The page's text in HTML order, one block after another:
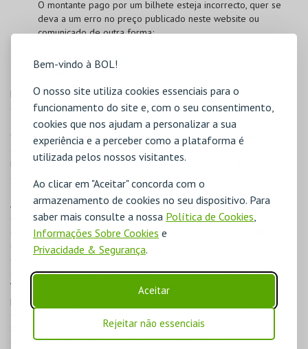
Bem-vindo à BOL!
O nosso site utiliza cookies essenciais para o
funcionamento do site e, com o seu consentimento,
cookies que nos ajudam a personalizar a sua
experiência e a perceber como a plataforma é
utilizada pelos nossos visitantes.
Ao clicar em "Aceitar" concorda com o
armazenamento de cookies no seu dispositivo. Para
saber mais consulte a nossa Política de Cookies,
Informações Sobre Cookies e
Privacidade & Segurança.
Aceitar
Rejeitar não essenciais
O montante pago por um bilhete esteja incorrecto, quer se
deva a um erro no preço publicado neste website ou
comunicado de outra forma;
Consiga adquirir um bilhete que não deveria ter sido colocado
Esta medida será aplicável quer o erro se deva a uma falha humana
ou a uma falha técnica na plataforma BOL.
O utilizador registado na BOL
é responsável pelos seus dados de
acesso, devendo garantir a confidencialidade dos mesmos. É
igualmente responsável pelos seus dados pessoais e devida
Ao assinalar "LI E ACEITO AS CONDIÇÕES GERAIS", o cliente expressa
o seu consentimento, livre e informado, através do qual aceita que
os seus dados pessoais sejam utilizados pela Opiniões Verificadas
(empresa externa, terceira) para recolher a sua avaliação após a
compra. A Opiniões Verificadas usará os dados dos clientes única e
exclusivamente para as necessidades da solução. A Opiniões
Verificadas está estritamente proibida de comunicar a qualquer
pessoa informações pessoais ou nominativas que identifique o
cliente ou viole a sua privacidade. O cliente tem a oportunidade de
se opor à difusão desta informação para a Opiniões Verificadas
através do endereço:info@opinioes-verificadas.com